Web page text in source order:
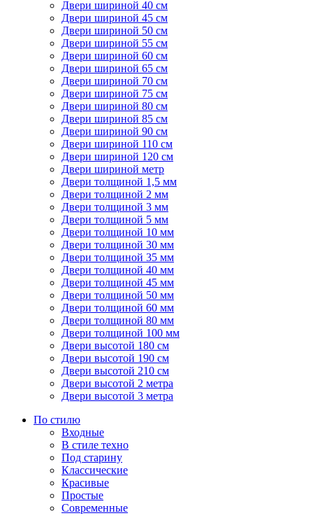
Двери шириной 40 см
Двери шириной 45 см
Двери шириной 50 см
Двери шириной 55 см
Двери шириной 60 см
Двери шириной 65 см
Двери шириной 70 см
Двери шириной 75 см
Двери шириной 80 см
Двери шириной 85 см
Двери шириной 90 см
Двери шириной 110 см
Двери шириной 120 см
Двери шириной метр
Двери толщиной 1,5 мм
Двери толщиной 2 мм
Двери толщиной 3 мм
Двери толщиной 5 мм
Двери толщиной 10 мм
Двери толщиной 30 мм
Двери толщиной 35 мм
Двери толщиной 40 мм
Двери толщиной 45 мм
Двери толщиной 50 мм
Двери толщиной 60 мм
Двери толщиной 80 мм
Двери толщиной 100 мм
Двери высотой 180 см
Двери высотой 190 см
Двери высотой 210 см
Двери высотой 2 метра
Двери высотой 3 метра
По стилю
Входные
В стиле техно
Под старину
Классические
Красивые
Простые
Современные